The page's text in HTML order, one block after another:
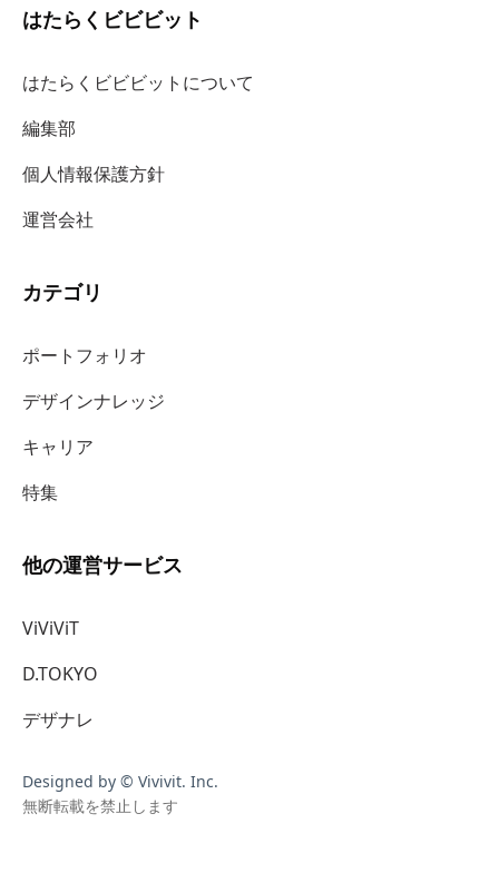
はたらくビビビット
はたらくビビビットについて
編集部
個人情報保護方針
運営会社
カテゴリ
ポートフォリオ
デザインナレッジ
キャリア
特集
他の運営サービス
ViViViT
D.TOKYO
デザナレ
Designed by © Vivivit. Inc.
無断転載を禁止します